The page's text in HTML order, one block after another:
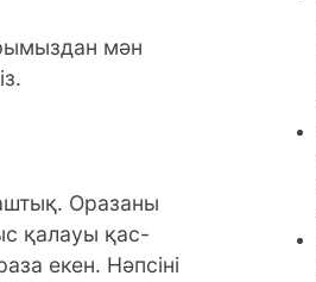
мән
Оразаны
қалауы қас-
екен. Нәпсіні